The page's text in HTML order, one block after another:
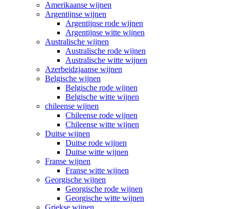
Amerikaanse wijnen
Argentijnse wijnen
Argentijnse rode wijnen
Argentijnse witte wijnen
Australische wijnen
Australische rode wijnen
Australische witte wijnen
Azerbeidzjaanse wijnen
Belgische wijnen
Belgische rode wijnen
Belgische witte wijnen
chileense wijnen
Chileense rode wijnen
Chileense witte wijnen
Duitse wijnen
Duitse rode wijnen
Duitse witte wijnen
Franse wijnen
Franse witte wijnen
Georgische wijnen
Georgische rode wijnen
Georgische witte wijnen